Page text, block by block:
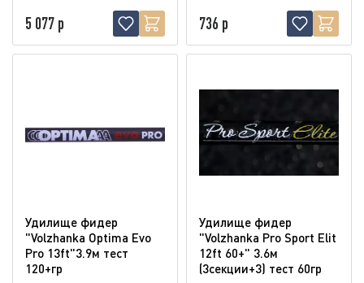
5 077 р 736 р
Удилище фидер
"Volzhanka Optima Evo
Pro 13ft"3.9м тест
120+гр
Удилище фидер
"Volzhanka Pro Sport Elit
12ft 60+" 3.6м
(3секции+3) тест 60гр